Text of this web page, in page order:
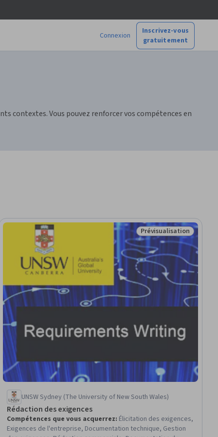
Connexion
Inscrivez-vous
gratuitement
contextes. Vous pouvez renforcer vos compétences en
Statut :
Prévisualisation
UNSW Sydney (The University of New South Wales)
Rédaction des exigences
Compétences que vous acquerrez: Élicitation des exigences,
Exigences de l'entreprise, Documentation technique, Gestion